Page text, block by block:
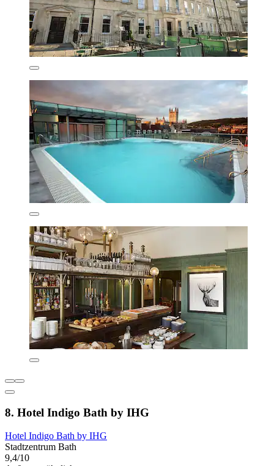
8. Hotel Indigo Bath by IHG
Hotel Indigo Bath by IHG
Stadtzentrum Bath
9,4/10